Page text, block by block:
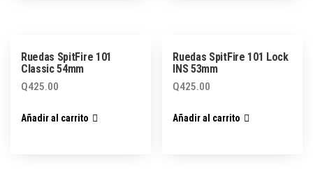
Ruedas SpitFire 101
Classic 54mm
Q425.00
Añadir al carrito
Ruedas SpitFire 101 Lock
INS 53mm
Q425.00
Añadir al carrito